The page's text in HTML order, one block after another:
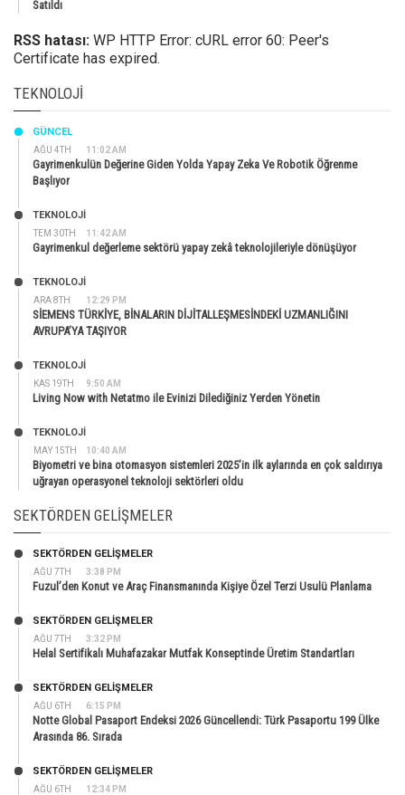
Satıldı
RSS hatası: WP HTTP Error: cURL error 60: Peer's
Certificate has expired.
TEKNOLOJI
AĞU 4TH 11:02 AM
GÜNCEL
Gayrimenkulün Değerine Giden Yolda Yapay Zeka Ve Robotik Öğrenme
Başlıyor
TEM 30TH 11:42 AM
TEKNOLOJİ
Gayrimenkul değerleme sektörü yapay zekâ teknolojileriyle dönüşüyor
ARA 8TH 12:29 PM
TEKNOLOJİ
SİEMENS TÜRKİYE, BİNALARIN DİJİTALLEŞMESİNDEKİ UZMANLIĞINI
AVRUPA’YA TAŞIYOR
KAS 19TH 9:50 AM
TEKNOLOJİ
Living Now with Netatmo ile Evinizi Dilediğiniz Yerden Yönetin
MAY 15TH 10:40 AM
TEKNOLOJİ
Biyometri ve bina otomasyon sistemleri 2025’in ilk aylarında en çok saldırıya
uğrayan operasyonel teknoloji sektörleri oldu
SEKTÖRDEN GELIŞMELER
AĞU 7TH 3:38 PM
SEKTÖRDEN GELIŞMELER
Fuzul’den Konut ve Araç Finansmanında Kişiye Özel Terzi Usulü Planlama
AĞU 7TH 3:32 PM
SEKTÖRDEN GELIŞMELER
Helal Sertifikalı Muhafazakar Mutfak Konseptinde Üretim Standartları
AĞU 6TH 6:15 PM
SEKTÖRDEN GELIŞMELER
Notte Global Pasaport Endeksi 2026 Güncellendi: Türk Pasaportu 199 Ülke
Arasında 86. Sırada
AĞU 6TH 12:34 PM
SEKTÖRDEN GELIŞMELER